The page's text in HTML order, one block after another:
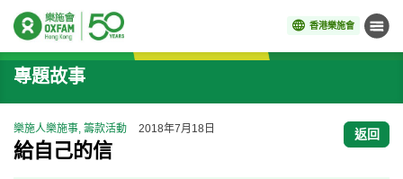
香港樂施會 目錄
開始主要內容
專題故事
樂施人樂施事, 籌款活動 2018年7月18日
給自己的信
返回